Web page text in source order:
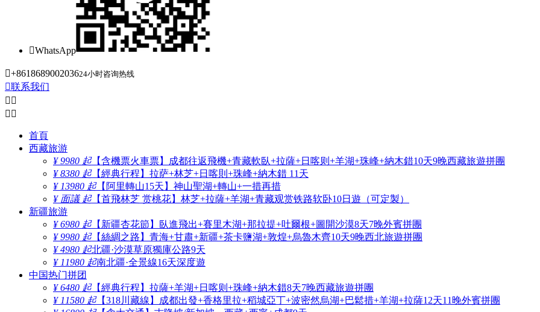
WhatsApp
+861868900203624小时咨询热线
联系我们
 
 
首頁
西藏旅游
¥ 9980 起【含機票火車票】成都往返飛機+青藏軟臥+拉薩+日喀则+羊湖+珠峰+納木錯10天9晚西藏旅遊拼團
¥ 8380 起【經典行程】拉萨+林芝+日喀則+珠峰+納木錯 11天
¥ 13980 起【阿里轉山15天】神山聖湖+轉山+一措再措
¥ 面議 起【首飛林芝 赏桃花】林芝+拉薩+羊湖+青藏观赏铁路软卧10日遊（可定製）
新疆旅游
¥ 6980 起【新疆杏花節】臥進飛出+賽里木湖+那拉提+吐爾根+圖開沙漠8天7晚外賓拼團
¥ 9980 起【絲綢之路】青海+甘肅+新疆+茶卡鹽湖+敦煌+烏魯木齊10天9晚西北旅遊拼團
¥ 4980 起北疆·沙漠草原獨庫公路9天
¥ 11980 起南北疆·全景線16天深度遊
中国热门拼团
¥ 6480 起【經典行程】拉薩+羊湖+日喀则+珠峰+納木錯8天7晚西藏旅遊拼團
¥ 11580 起【318川藏線】成都出發+香格里拉+稻城亞丁+波密然烏湖+巴鬆措+羊湖+拉薩12天11晚外賓拼團